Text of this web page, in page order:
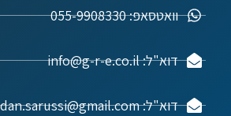
וואטסאפ: 055-9908330
דוא"ל: info@g-r-e.co.il
דוא"ל: idan.sarussi@gmail.com